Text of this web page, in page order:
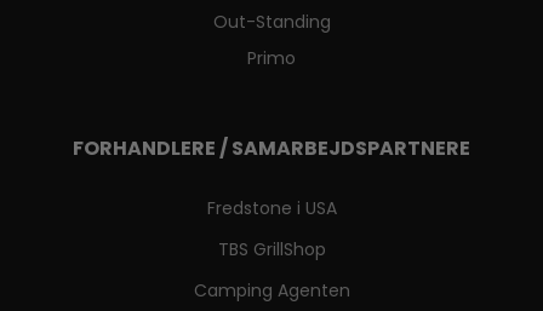
Out-Standing
Primo
FORHANDLERE / SAMARBEJDSPARTNERE
Fredstone i USA
TBS GrillShop
Camping Agenten